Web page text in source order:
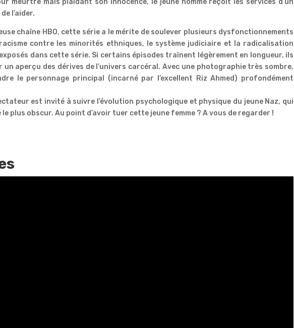
l’aider.
chaîne HBO, cette série a le mérite de soulever plusieurs dysfonctionnements
contre les minorités ethniques, le système judiciaire et la radicalisation
dans cette série. Si certains épisodes traînent légèrement en longueur, ils
un aperçu des dérives de l’univers carcéral. Avec une photographie très sombre,
le personnage principal (incarné par l’excellent Riz Ahmed) profondément
est invité à suivre l’évolution psychologique et physique du jeune Naz, qui
plus obscur. Au point d’avoir tuer cette jeune femme ? A vous de regarder !